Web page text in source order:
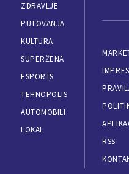
ZDRAVLJE
PUTOVANJA
KULTURA
SUPERŽENA
ESPORTS
TEHNOPOLIS
AUTOMOBILI
LOKAL
RSS